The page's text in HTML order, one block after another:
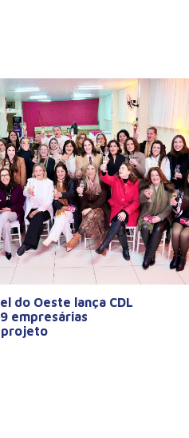
do Oeste lança CDL
empresárias
projeto